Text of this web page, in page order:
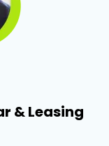
& Leasing​